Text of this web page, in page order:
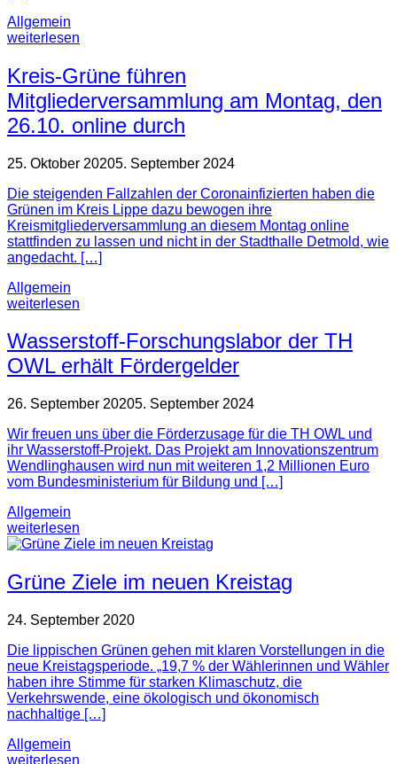
Allgemein
weiterlesen
Kreis-Grüne führen
Mitgliederversammlung am Montag, den
26.10. online durch
25. Oktober 20205. September 2024
Die steigenden Fallzahlen der Coronainfizierten haben die
Grünen im Kreis Lippe dazu bewogen ihre
Kreismitgliederversammlung an diesem Montag online
stattfinden zu lassen und nicht in der Stadthalle Detmold, wie
angedacht. […]
Allgemein
weiterlesen
Wasserstoff-Forschungslabor der TH
OWL erhält Fördergelder
26. September 20205. September 2024
Wir freuen uns über die Förderzusage für die TH OWL und
ihr Wasserstoff-Projekt. Das Projekt am Innovationszentrum
Wendlinghausen wird nun mit weiteren 1,2 Millionen Euro
vom Bundesministerium für Bildung und […]
Allgemein
weiterlesen
Grüne Ziele im neuen Kreistag
24. September 2020
Die lippischen Grünen gehen mit klaren Vorstellungen in die
neue Kreistagsperiode. „19,7 % der Wählerinnen und Wähler
haben ihre Stimme für starken Klimaschutz, die
Verkehrswende, eine ökologisch und ökonomisch
nachhaltige […]
Allgemein
weiterlesen